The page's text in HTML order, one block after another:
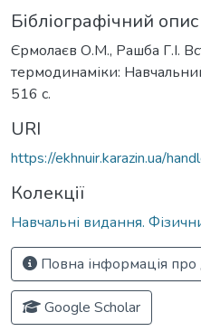
Бібліографічний опис
Єрмолаєв О.М., Рашба Г.І.
термодинаміки:
516 с.
URI
https://ekhnuir.karazin.ua/
Колекції
Навчальні видання.
Повна інформація
Google Scholar